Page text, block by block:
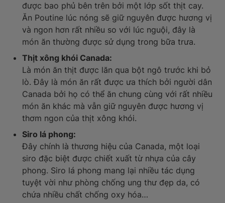
được bao phủ bên trên bởi một lớp sốt thịt cay.
Ăn Poutine lúc nóng sẽ giữ nguyên được hương vị
và ngon hơn rất nhiều so với lúc nguội, đây là
món ăn thường được sử dụng trong bữa trưa.
Thịt xông khói Canada:
Là món ăn thịt được lăn qua bột ngô trước khi bỏ
lò. Đây là món ăn rất được ưa thích bởi người dân
Canada bởi họ có thể ăn chung cùng với rất nhiều
món ăn khác mà vẫn giữ nguyên được hương vị
thơm ngon của thịt xông khói.
Siro lá phong:
Đây chính là thương hiệu của Canada, một loại
siro đặc biệt được chiết xuất từ nhựa của cây
phong. Siro lá phong mang lại nhiều tác dụng
tuyệt vời như phòng chống ung thư đẹp da, có
chứa nhiều chất chống oxy hóa…